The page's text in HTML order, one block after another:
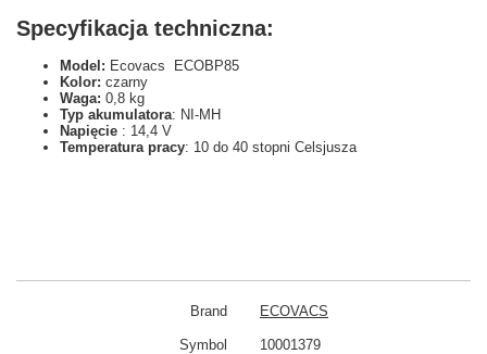
Specyfikacja techniczna:
Model: Ecovacs ECOBP85
Kolor: czarny
Waga: 0,8 kg
Typ akumulatora: NI-MH
Napięcie : 14,4 V
Temperatura pracy: 10 do 40 stopni Celsjusza
Brand ECOVACS
Symbol 10001379